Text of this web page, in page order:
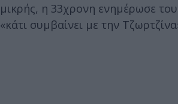
μικρής, η 33χρονη ενημέρωσε
«κάτι συμβαίνει με την